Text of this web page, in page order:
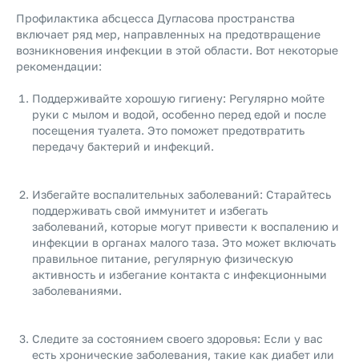
Профилактика абсцесса Дугласова пространства
включает ряд мер, направленных на предотвращение
возникновения инфекции в этой области. Вот некоторые
рекомендации:
Поддерживайте хорошую гигиену: Регулярно мойте
руки с мылом и водой, особенно перед едой и после
посещения туалета. Это поможет предотвратить
передачу бактерий и инфекций.
Избегайте воспалительных заболеваний: Старайтесь
поддерживать свой иммунитет и избегать
заболеваний, которые могут привести к воспалению и
инфекции в органах малого таза. Это может включать
правильное питание, регулярную физическую
активность и избегание контакта с инфекционными
заболеваниями.
Следите за состоянием своего здоровья: Если у вас
есть хронические заболевания, такие как диабет или